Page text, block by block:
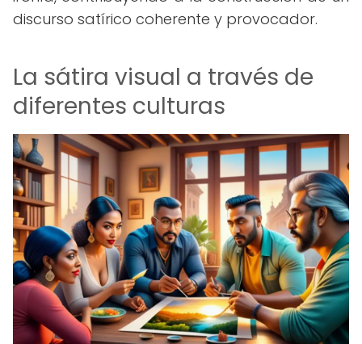
discurso satírico coherente y provocador.
La sátira visual a través de
diferentes culturas